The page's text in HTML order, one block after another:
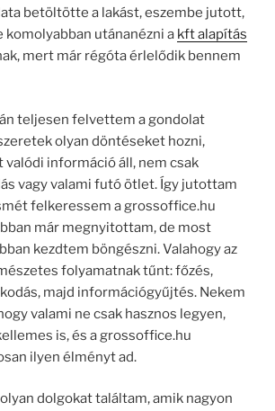
betöltötte a lakást, eszembe jutott,
komolyabban utánanézni a kft alapítás
mert már régóta érlelődik bennem
teljesen felvettem a gondolat
olyan döntéseket hozni,
információ áll, nem csak
vagy valami futó ötlet. Így jutottam
felkeressem a grossoffice.hu
már megnyitottam, de most
kezdtem böngészni. Valahogy az
folyamatnak tűnt: főzés,
majd információgyűjtés. Nekem
valami ne csak hasznos legyen,
is, és a grossoffice.hu
ilyen élményt ad.
dolgokat találtam, amik nagyon